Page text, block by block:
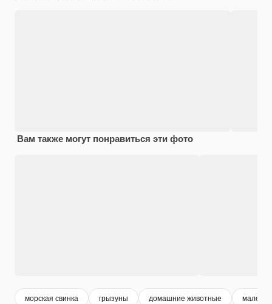
Вам также могут понравиться эти фото
морская свинка грызуны домашние животные